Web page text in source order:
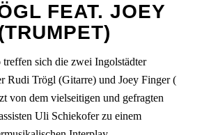
FEAT. JOEY
sich die zwei Ingolstädter
Rudi Trögl (Gitarre) und Joey Finger (
von dem vielseitigen und gefragten
Uli Schiekofer zu einem